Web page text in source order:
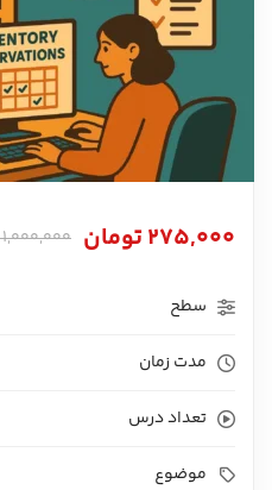
275,000تومان 1,000,000
سطح
مدت زمان
تعداد درس
موضوع